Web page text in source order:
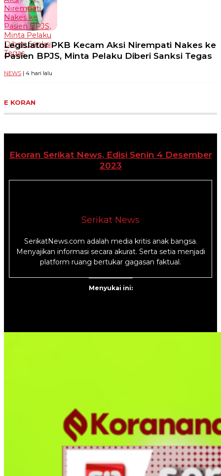
Nirempati
Nakes ke
Pasien BPJS,
Minta Pelaku
Diberi Sanksi
Tegas
Legislator PKB Kecam Aksi Nirempati Nakes ke
Pasien BPJS, Minta Pelaku Diberi Sanksi Tegas
NEWS | 4 hari lalu
E KORAN
Ekoran Serikat News, Edisi Senin 4 Desember
2023
Serikat News
SerikatNews.com adalah media kritis anak bangsa.
Menyajikan informasi secara akurat. Serta setia menjadi
platform ruang bertukar gagasan faktual.
Menyukai ini: